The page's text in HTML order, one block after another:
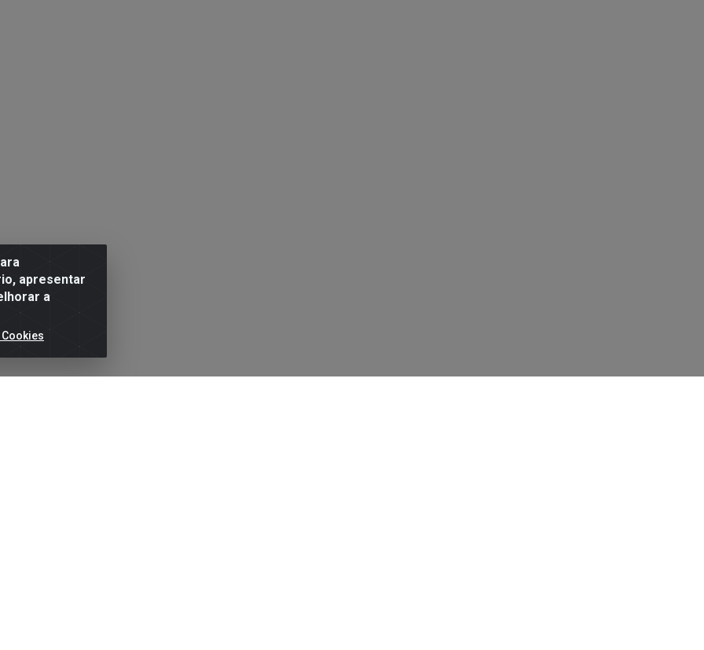
apresentar
a